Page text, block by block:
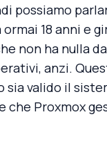
possiamo
18 anni e
non ha nulla
anzi.
sia valido il
che Proxmox